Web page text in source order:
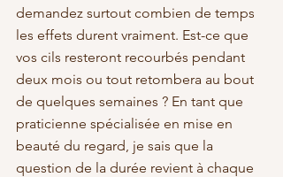
demandez surtout combien de temps
les effets durent vraiment. Est-ce que
vos cils resteront recourbés pendant
deux mois ou tout retombera au bout
de quelques semaines ? En tant que
praticienne spécialisée en mise en
beauté du regard, je sais que la
question de la durée revient à chaque